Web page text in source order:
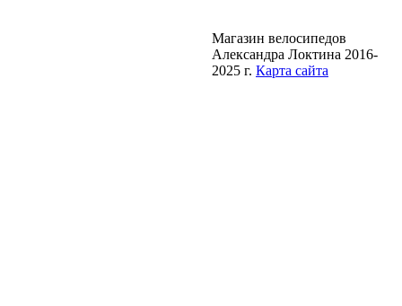
Магазин велосипедов
Александра Локтина 2016-
2025 г. Карта сайта